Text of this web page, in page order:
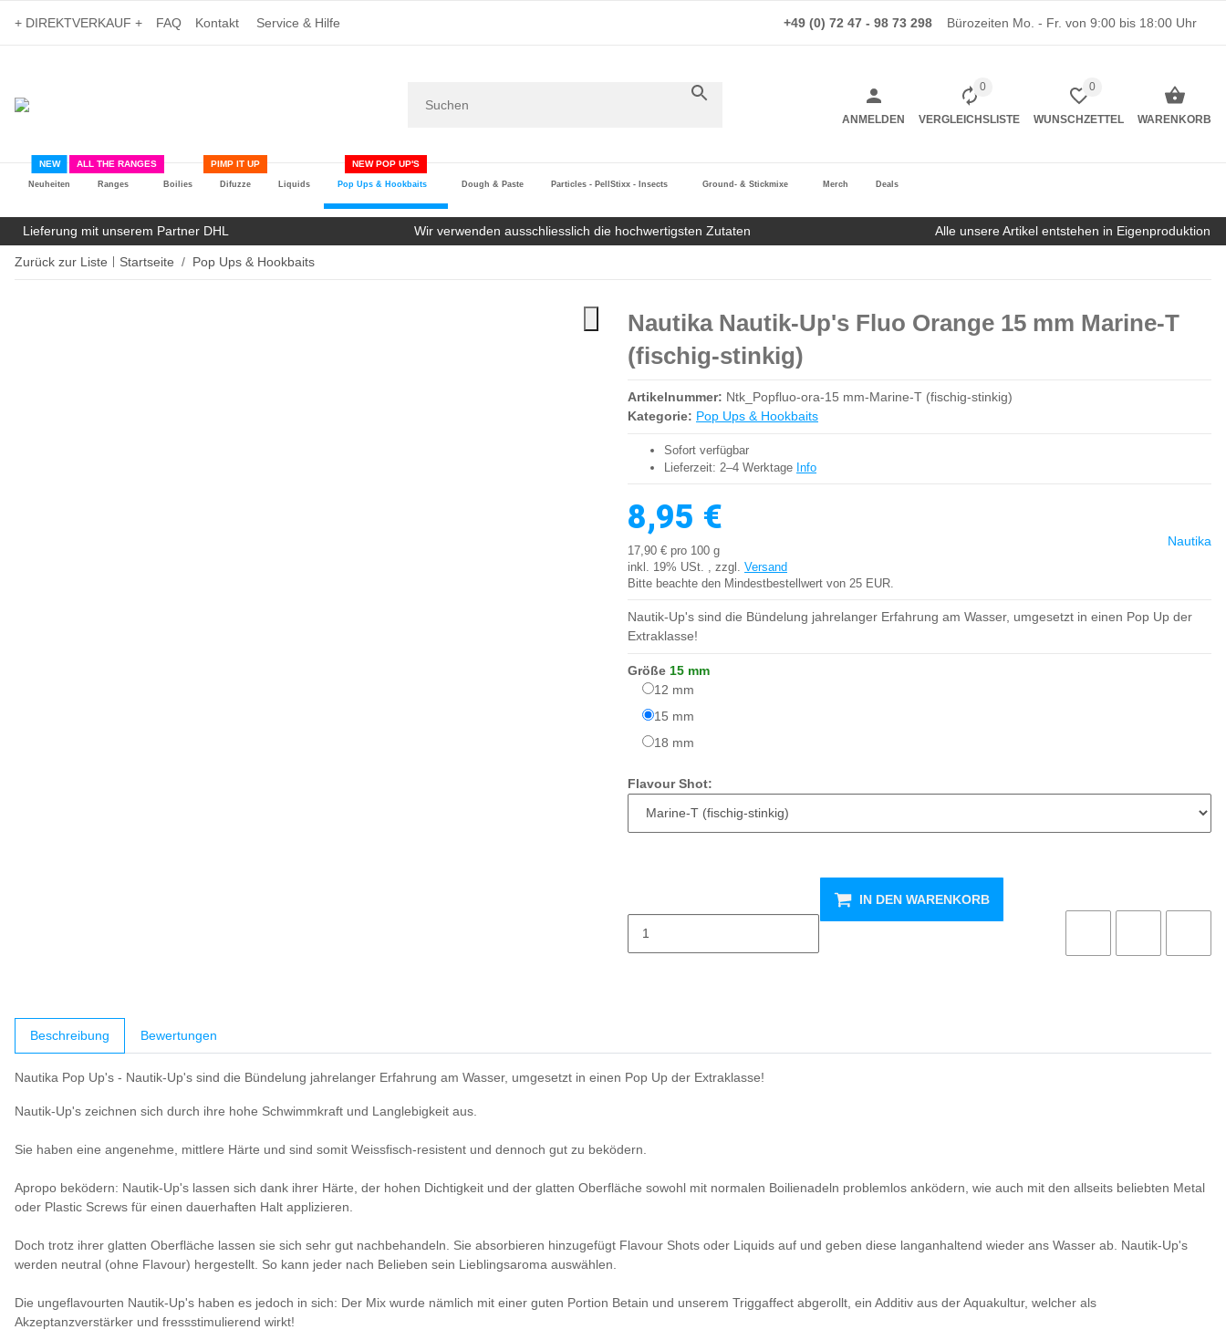
+ DIREKTVERKAUF + FAQ Kontakt Service & Hilfe +49 (0) 72 47 - 98 73 298 Bürozeiten Mo. - Fr. von 9:00 bis 18:00 Uhr
ANMELDEN
0
VERGLEICHSLISTE
0
WUNSCHZETTEL WARENKORB
Neuheiten
NEW
Ranges
ALL THE RANGES
Boilies Difuzze
PIMP IT UP
Liquids Pop Ups & Hookbaits
NEW POP UP'S
Dough & Paste Particles - PellStixx - Insects Ground- & Stickmixe Merch Deals
Lieferung mit unserem Partner DHL Wir verwenden ausschliesslich die hochwertigsten Zutaten Alle unsere Artikel entstehen in Eigenproduktion
Zurück zur Liste Startseite Pop Ups & Hookbaits
Nautika Nautik-Up's Fluo Orange 15 mm Marine-T
(fischig-stinkig)
Artikelnummer: Ntk_Popfluo-ora-15 mm-Marine-T (fischig-stinkig)
Kategorie: Pop Ups & Hookbaits
Sofort verfügbar
Lieferzeit: 2–4 Werktage Info
8,95 €
17,90 € pro 100 g
inkl. 19% USt. , zzgl. Versand
Bitte beachte den Mindestbestellwert von 25 EUR.
Nautika
Nautik-Up's sind die Bündelung jahrelanger Erfahrung am Wasser, umgesetzt in einen Pop Up der
Extraklasse!
Größe 15 mm
12 mm
15 mm
18 mm
Flavour Shot:
IN DEN WARENKORB
Beschreibung Bewertungen
Nautika Pop Up's - Nautik-Up's sind die Bündelung jahrelanger Erfahrung am Wasser, umgesetzt in einen Pop Up der Extraklasse!
Nautik-Up's zeichnen sich durch ihre hohe Schwimmkraft und Langlebigkeit aus.
Sie haben eine angenehme, mittlere Härte und sind somit Weissfisch-resistent und dennoch gut zu beködern.
Apropo beködern: Nautik-Up's lassen sich dank ihrer Härte, der hohen Dichtigkeit und der glatten Oberfläche sowohl mit normalen Boilienadeln problemlos anködern, wie auch mit den allseits beliebten Metal
oder Plastic Screws für einen dauerhaften Halt applizieren.
Doch trotz ihrer glatten Oberfläche lassen sie sich sehr gut nachbehandeln. Sie absorbieren hinzugefügt Flavour Shots oder Liquids auf und geben diese langanhaltend wieder ans Wasser ab. Nautik-Up's
werden neutral (ohne Flavour) hergestellt. So kann jeder nach Belieben sein Lieblingsaroma auswählen.
Die ungeflavourten Nautik-Up's haben es jedoch in sich: Der Mix wurde nämlich mit einer guten Portion Betain und unserem Triggaffect abgerollt, ein Additiv aus der Aquakultur, welcher als
Akzeptanzverstärker und fressstimulierend wirkt!